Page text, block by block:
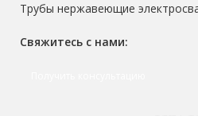
Трубы нержавеющие
Свяжитесь с нами: